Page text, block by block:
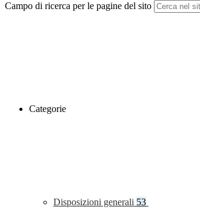
Campo di ricerca per le pagine del sito
Categorie
Disposizioni generali 53